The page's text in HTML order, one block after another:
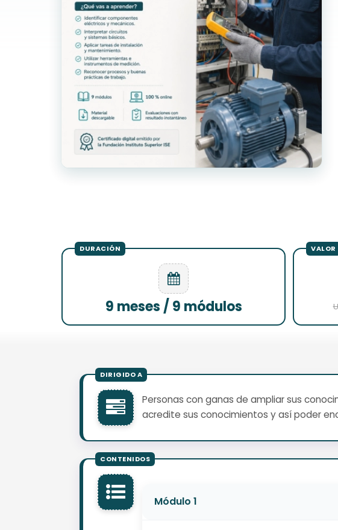
9 meses / 9 módulos
Personas con ganas de ampliar sus
acredite sus conocimientos y así poder
Módulo 1